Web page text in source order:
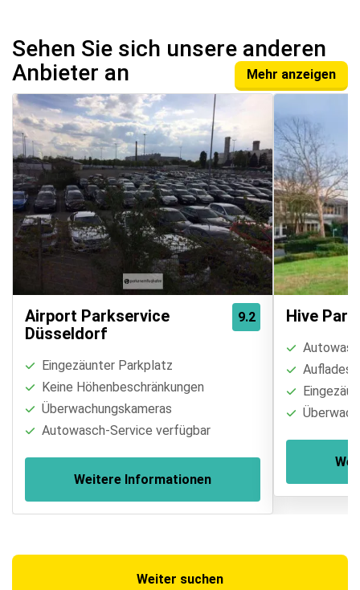
Sehen Sie sich unsere anderen
Anbieter an
Mehr anzeigen
9.2
Airport Parkservice
Düsseldorf
Eingezäunter Parkplatz
Keine Höhenbeschränkungen
Überwachungskameras
Autowasch-Service verfügbar
Weitere Informationen
Hive
Weiter suchen